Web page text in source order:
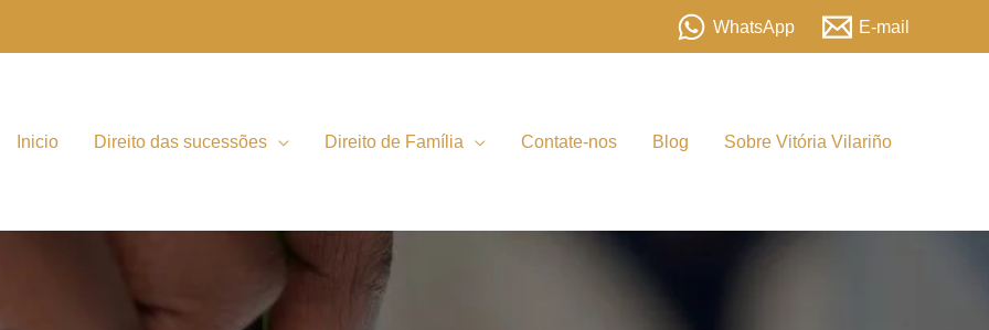
WhatsApp E-mail
Inicio Direito das sucessões Direito de Família Contate-nos Blog Sobre Vitória Vilariño